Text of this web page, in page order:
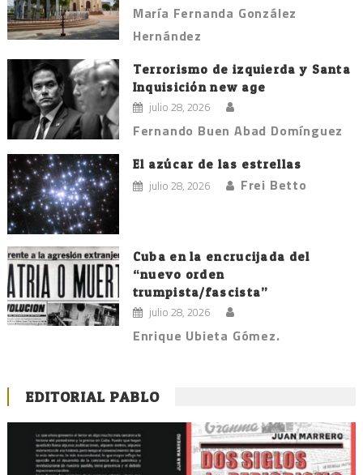
María Fernanda González
Hernández
Terrorismo de izquierda y Santa
Inquisición new age
julio 28, 2026
Fernando Buen Abad Domínguez
El azúcar de las estrellas
julio 28, 2026 Frei Betto
Cuba en la encrucijada del
“nuevo orden
trumpista/fascista”
julio 28, 2026
Enrique Ubieta Gómez.
EDITORIAL PABLO